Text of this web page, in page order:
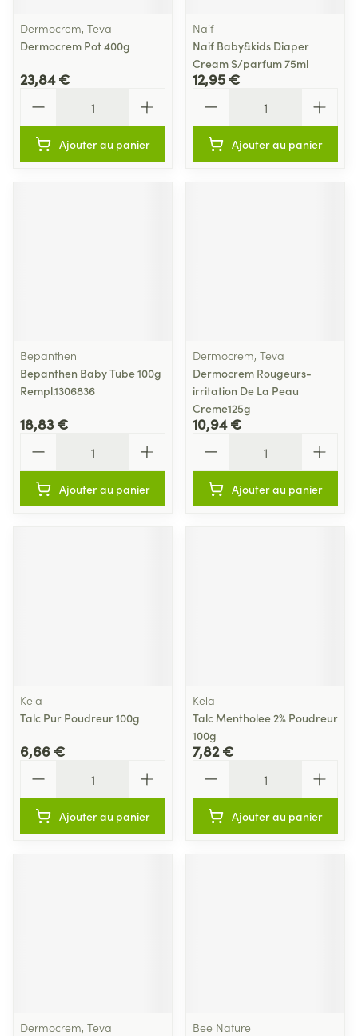
Dermocrem, Teva
Dermocrem Pot 400g
23,84 €
Ajouter au panier
Naif
Naif Baby&kids Diaper
Cream S/parfum 75ml
12,95 €
Ajouter au panier
Bepanthen
Bepanthen Baby Tube 100g
Rempl.1306836
18,83 €
Ajouter au panier
Dermocrem, Teva
Dermocrem Rougeurs-
irritation De La Peau
Creme125g
10,94 €
Ajouter au panier
Kela
Talc Pur Poudreur 100g
6,66 €
Ajouter au panier
Kela
Talc Mentholee 2% Poudreur
100g
7,82 €
Ajouter au panier
Dermocrem, Teva
Bee Nature